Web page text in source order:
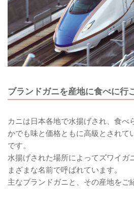
ブランドガニを産地に食べに行
カニは日本各地で水揚げされ、食べ
かでも味と価格ともに高級とされて
です。
水揚げされた場所によってズワイガ
まざまな名前で呼ばれています。
主なブランドガニと、その産地をご